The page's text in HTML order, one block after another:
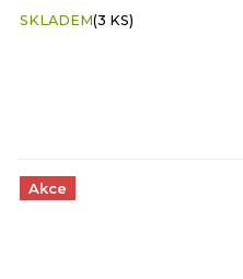
SKLADEM(3 KS)
Akce